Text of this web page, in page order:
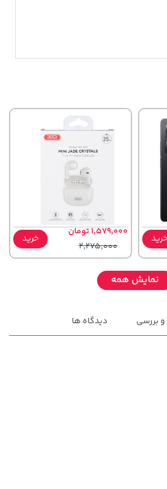
خرید
1,579,000 تومان
2,275,000
خرید
نمایش همه
و بررسی دیدگاه ها